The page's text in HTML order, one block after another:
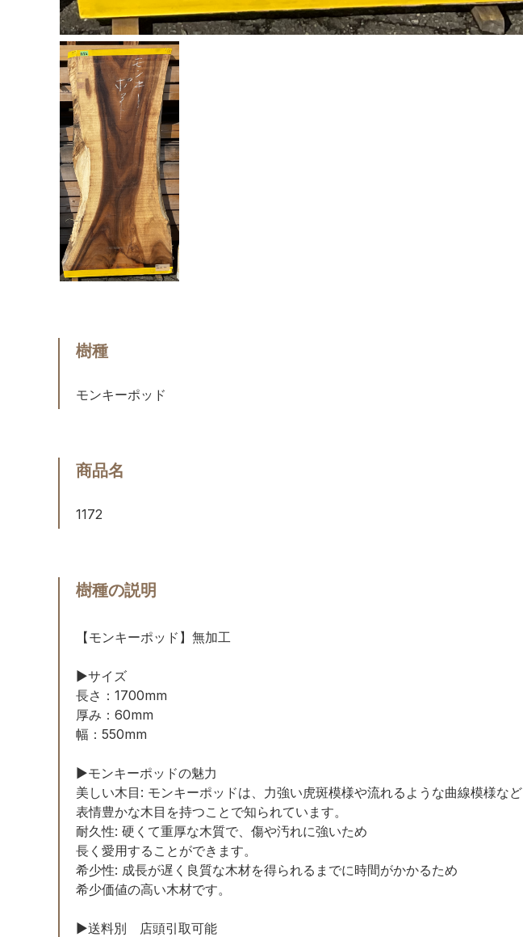
樹種
モンキーポッド
商品名
1172
樹種の説明
【モンキーポッド】無加工
▶サイズ
長さ：1700mm
厚み：60mm
幅：550mm
▶モンキーポッドの魅力
美しい木目: モンキーポッドは、力強い虎斑模様や流れるような曲線模様など
表情豊かな木目を持つことで知られています。
耐久性: 硬くて重厚な木質で、傷や汚れに強いため
長く愛用することができます。
希少性: 成長が遅く良質な木材を得られるまでに時間がかかるため
希少価値の高い木材です。
▶︎送料別 店頭引取可能